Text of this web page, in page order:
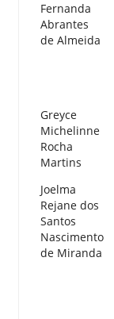
Fernanda
Abrantes
de Almeida
Greyce
Michelinne
Rocha
Martins
Joelma
Rejane dos
Santos
Nascimento
de Miranda